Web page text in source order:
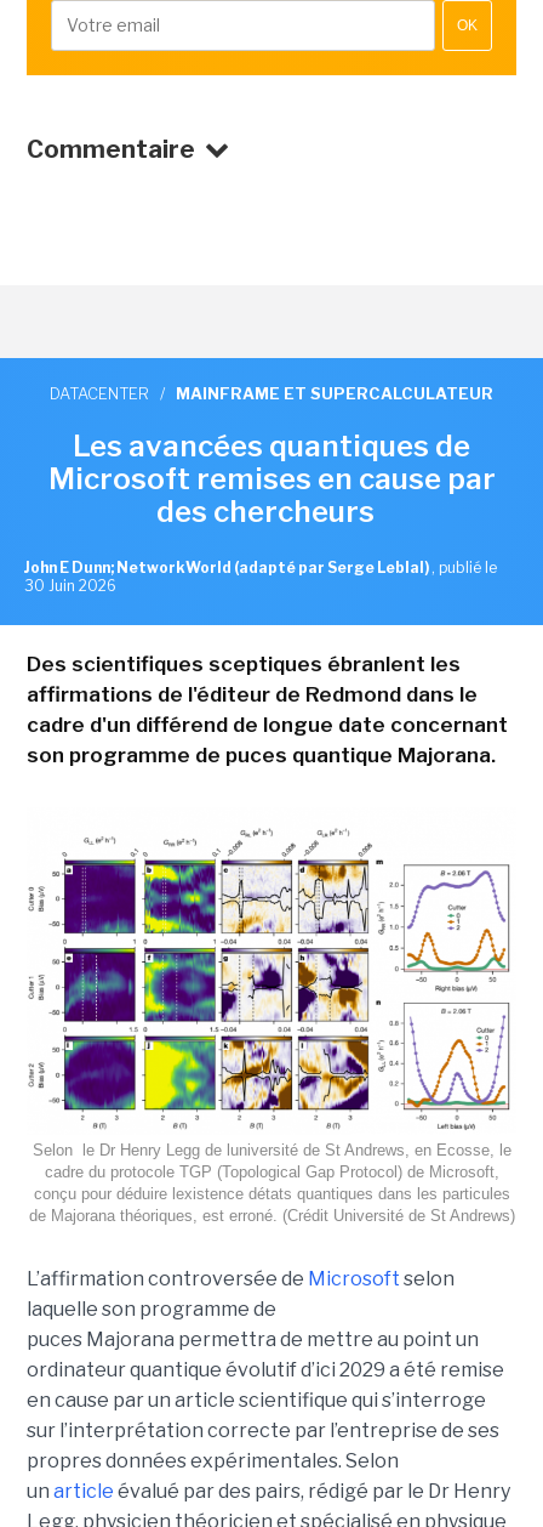
OK
Commentaire
DATACENTER / MAINFRAME ET SUPERCALCULATEUR
Les avancées quantiques de
Microsoft remises en cause par
des chercheurs
John E Dunn; NetworkWorld (adapté par Serge Leblal) , publié le
30 Juin 2026
Des scientifiques sceptiques ébranlent les
affirmations de l'éditeur de Redmond dans le
cadre d'un différend de longue date concernant
son programme de puces quantique Majorana.
Selon le Dr Henry Legg de luniversité de St Andrews, en Ecosse, le
cadre du protocole TGP (Topological Gap Protocol) de Microsoft,
conçu pour déduire lexistence détats quantiques dans les particules
de Majorana théoriques, est erroné. (Crédit Université de St Andrews)
L’affirmation controversée de Microsoft selon
laquelle son programme de
puces Majorana permettra de mettre au point un
ordinateur quantique évolutif d’ici 2029 a été remise
en cause par un article scientifique qui s’interroge
sur l’interprétation correcte par l’entreprise de ses
propres données expérimentales. Selon
un article évalué par des pairs, rédigé par le Dr Henry
Legg, physicien théoricien et spécialisé en physique